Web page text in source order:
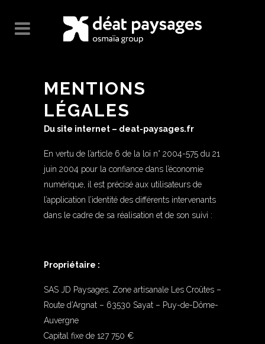
MENTIONS
LÉGALES
Du site internet – deat-paysages.fr
En vertu de l’article 6 de la loi n° 2004-575 du 21
juin 2004 pour la confiance dans l’économie
numérique, il est précisé aux utilisateurs de
l’application l’identité des différents intervenants
dans le cadre de sa réalisation et de son suivi :
Propriétaire :
SAS JD Paysages, Zone artisanale Les Croûtes –
Route d’Argnat – 63530 Sayat – Puy-de-Dôme-
Auvergne
Capital fixe de 127 750 €